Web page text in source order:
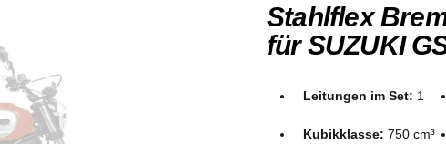
Stahlflex
für SUZUKI
Leitungen im Set: 1
Kubikklasse: 750 cm³